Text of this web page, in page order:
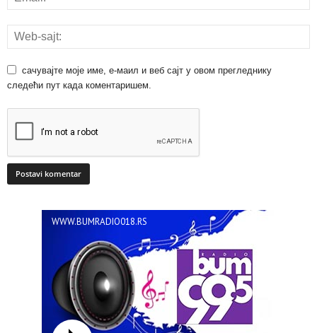
сачувајте моје име, е-маил и веб сајт у овом прегледнику
следећи пут када коментаришем.
WWW.BUMRADIO018.RS